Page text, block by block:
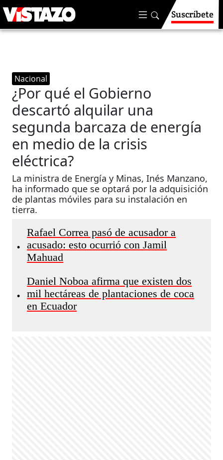
Suscríbete
Nacional
¿Por qué el Gobierno
descartó alquilar una
segunda barcaza de energía
en medio de la crisis
eléctrica?
La ministra de Energía y Minas, Inés Manzano,
ha informado que se optará por la adquisición
de plantas móviles para su instalación en
tierra.
•
Rafael Correa pasó de acusador a
acusado: esto ocurrió con Jamil
Mahuad
•
Daniel Noboa afirma que existen dos
mil hectáreas de plantaciones de coca
en Ecuador